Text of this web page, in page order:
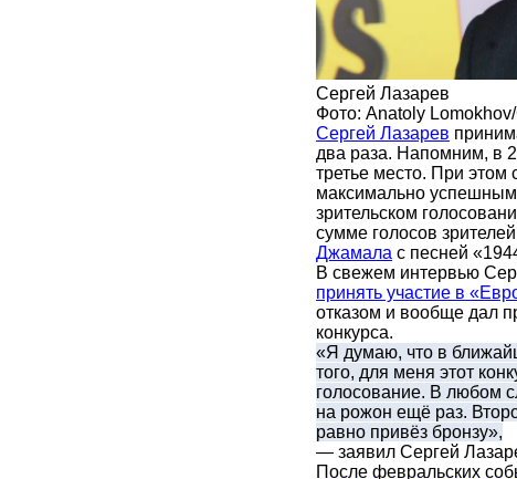
Сергей Лазарев
Фото: Anatoly
Сергей Лазарев
два раза. Напомним, в
третье место. При этом
максимально
зрительском
сумме голосов
Джамала с песней
В свежем интервью
принять участие в
отказом и вообще дал
конкурса.
«Я думаю, что в
того, для меня этот
голосование. В любом
на рожон ещё раз.
равно привёз бронзу»,
— заявил Сергей
После февральских